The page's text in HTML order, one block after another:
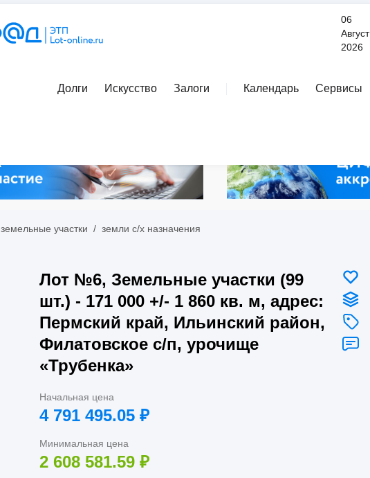
06
Август
2026
Долги Искусство Залоги Календарь Сервисы
земельные участки / земли с/х назначения
Лот №6, Земельные участки (99
шт.) - 171 000 +/- 1 860 кв. м, адрес:
Пермский край, Ильинский район,
Филатовское с/п, урочище
«Трубенка»
Начальная цена
4 791 495.05 ₽
Минимальная цена
2 608 581.59 ₽